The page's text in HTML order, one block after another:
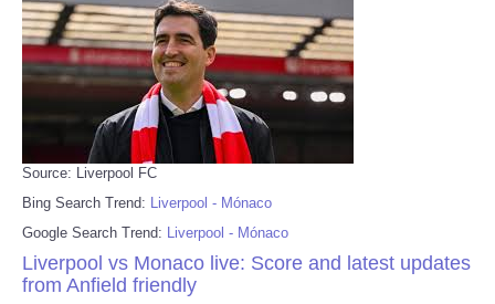
Source: Liverpool FC
Bing Search Trend: Liverpool - Mónaco
Google Search Trend: Liverpool - Mónaco
Liverpool vs Monaco live: Score and latest updates
from Anfield friendly